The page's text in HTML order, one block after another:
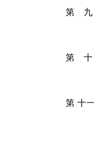
第 九
第 十
第 十